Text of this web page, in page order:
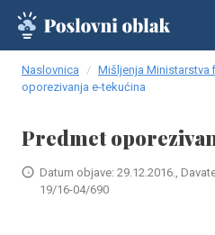
Naslovnica Mišljenja Ministarstva
oporezivanja e-tekućina
Predmet
Datum objave: 29.12.2016.,
19/16-04/690